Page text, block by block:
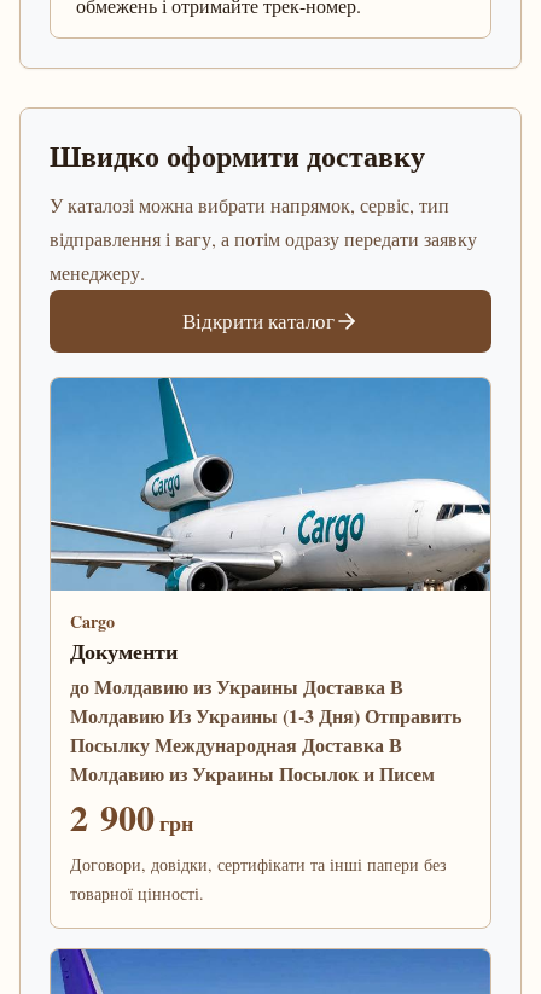
обмежень і отримайте трек-номер.
Швидко оформити доставку
У каталозі можна вибрати напрямок, сервіс, тип
відправлення і вагу, а потім одразу передати заявку
менеджеру.
Відкрити каталог
Cargo
Документи
до Молдавию из Украины Доставка В
Молдавию Из Украины (1-3 Дня) Отправить
Посылку Международная Доставка В
Молдавию из Украины Посылок и Писем
2 900грн
Договори, довідки, сертифікати та інші папери без
товарної цінності.